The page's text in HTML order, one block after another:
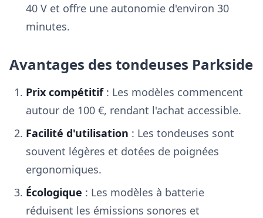
40 V et offre une autonomie d'environ 30
minutes.
Avantages des tondeuses Parkside
Prix compétitif: Les modèles commencent
autour de 100 €, rendant l'achat accessible.
Facilité d'utilisation : Les tondeuses sont
souvent légères et dotées de poignées
ergonomiques.
Écologique : Les modèles à batterie
réduisent les émissions sonores et